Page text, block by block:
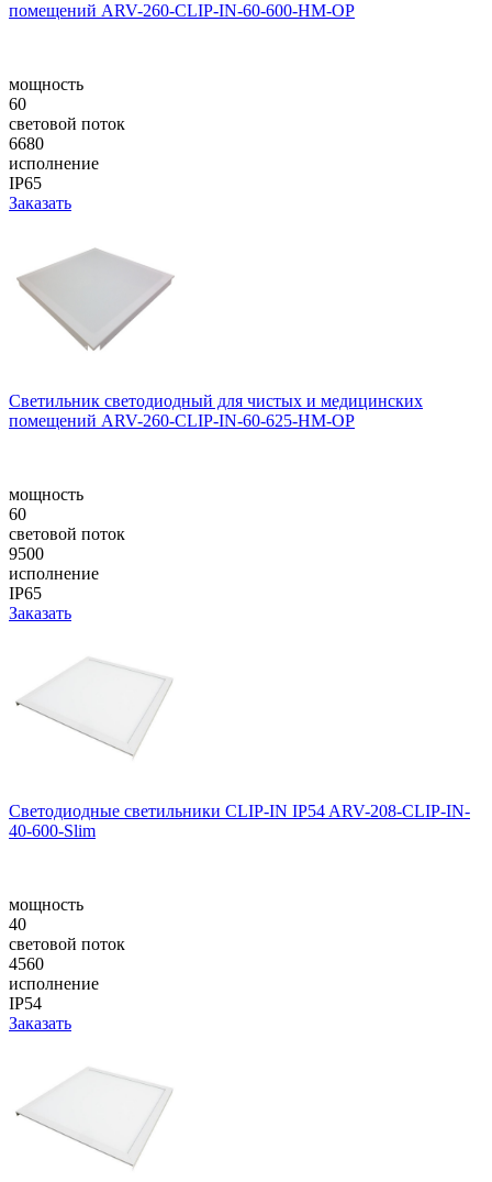
помещений ARV-260-CLIP-IN-60-600-HM-OP
мощность
60
световой поток
6680
исполнение
IP65
Заказать
Светильник светодиодный для чистых и медицинских
помещений ARV-260-CLIP-IN-60-625-HM-OP
мощность
60
световой поток
9500
исполнение
IP65
Заказать
Светодиодные светильники CLIP-IN IP54 ARV-208-CLIP-IN-
40-600-Slim
мощность
40
световой поток
4560
исполнение
IP54
Заказать